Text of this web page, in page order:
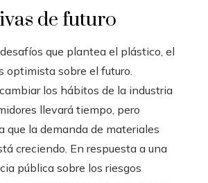
de futuro
que plantea el plástico, el
optimista sobre el futuro.
los hábitos de la industria
llevará tiempo, pero
que la demanda de materiales
creciendo. En respuesta a una
pública sobre los riesgos